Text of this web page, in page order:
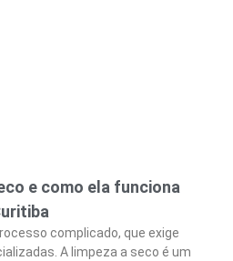
e como ela funciona
complicado, que exige
A limpeza a seco é um